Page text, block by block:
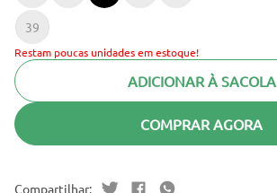
39
Restam poucas unidades em estoque!
ADICIONAR À SACOLA
COMPRAR AGORA